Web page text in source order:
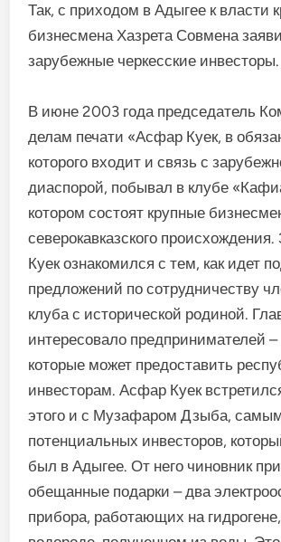
Так, с приходом в Адыгее к власти
бизнесмена Хазрета Совмена
зарубежные черкесские инвесторы.
В июне 2003 года председатель
делам печати «Асфар Куек, в
которого входит и связь с
диаспорой, побывал в клубе
котором состоят крупные
северокавказского
Куек ознакомился с тем, как идет
предложений по сотрудничеству
клуба с исторической родиной.
интересовало предпринимателей –
которые может предоставить
инвесторам. Асфар Куек
этого и с Музафаром Дзыба,
потенциальных инвесторов,
был в Адыгее. От него чиновник
обещанные подарки – два
прибора, работающих на